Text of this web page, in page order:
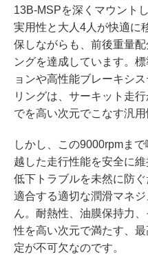
13B-MSPを深くマウント
実用性と大人4人が快適に
保しながらも、前後重量
ングを達成しています。
ョンや高性能ブレーキシ
リングは、サーキット走
でを高い次元でこなす汎用
しかし、この9000rpmま
越した走行性能を安全に
低下トラブルを未然に防
適合する適切な潤滑マネ
ん。耐熱性、油膜保持力
性を高い次元で満たす、
定が不可欠なのです。